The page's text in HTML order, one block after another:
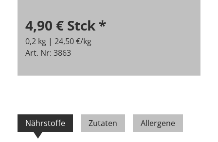
4,90 € Stck *
0,2 kg | 24,50 €/kg
Art. Nr: 3863
Nährstoffe Zutaten Allergene